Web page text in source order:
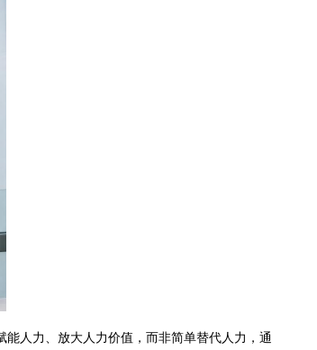
人力、放大人力价值，而非简单替代人力，通